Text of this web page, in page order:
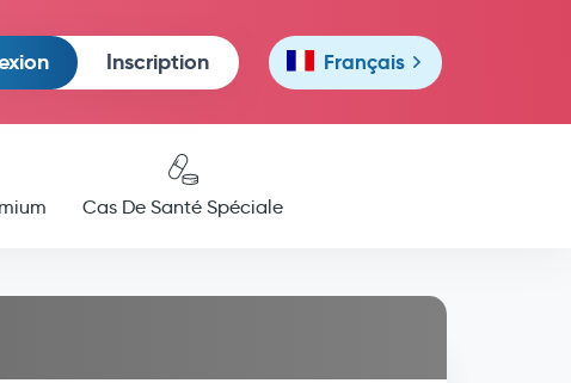
Inscription Français
Cas De Santé Spéciale